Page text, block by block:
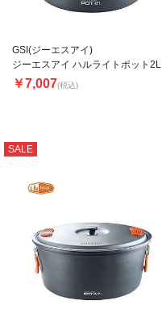
GSI(ジーエスアイ)
ジーエスアイ ハルライトポット2L
￥7,007(税込)
SALE